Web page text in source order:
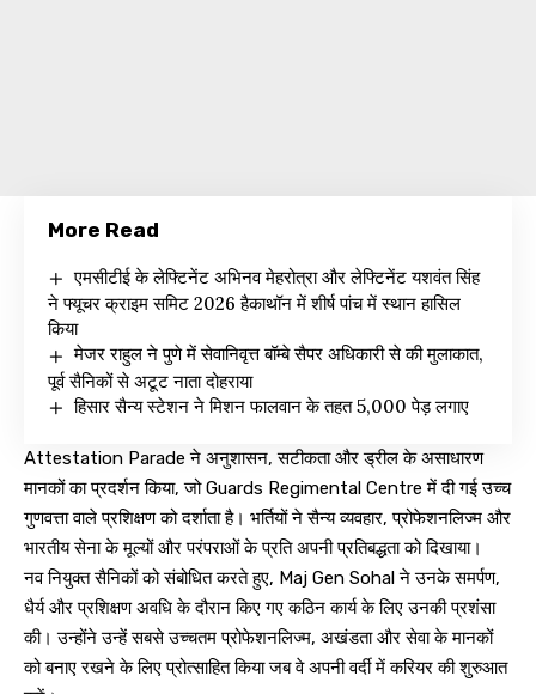
More Read
एमसीटीई के लेफ्टिनेंट अभिनव मेहरोत्रा और लेफ्टिनेंट यशवंत सिंह
ने फ्यूचर क्राइम समिट 2026 हैकाथॉन में शीर्ष पांच में स्थान हासिल
किया
मेजर राहुल ने पुणे में सेवानिवृत्त बॉम्बे सैपर अधिकारी से की मुलाकात,
पूर्व सैनिकों से अटूट नाता दोहराया
हिसार सैन्य स्टेशन ने मिशन फालवान के तहत 5,000 पेड़ लगाए
Attestation Parade ने अनुशासन, सटीकता और ड्रील के असाधारण
मानकों का प्रदर्शन किया, जो Guards Regimental Centre में दी गई उच्च
गुणवत्ता वाले प्रशिक्षण को दर्शाता है। भर्तियों ने सैन्य व्यवहार, प्रोफेशनलिज्म और
भारतीय सेना के मूल्यों और परंपराओं के प्रति अपनी प्रतिबद्धता को दिखाया।
नव नियुक्त सैनिकों को संबोधित करते हुए, Maj Gen Sohal ने उनके समर्पण,
धैर्य और प्रशिक्षण अवधि के दौरान किए गए कठिन कार्य के लिए उनकी प्रशंसा
की। उन्होंने उन्हें सबसे उच्चतम प्रोफेशनलिज्म, अखंडता और सेवा के मानकों
को बनाए रखने के लिए प्रोत्साहित किया जब वे अपनी वर्दी में करियर की शुरुआत